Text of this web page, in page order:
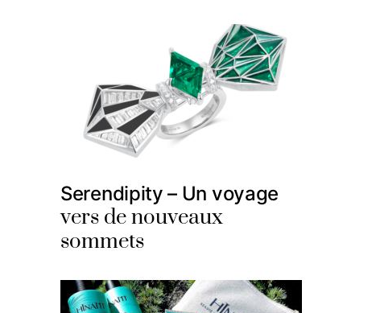
Serendipity – Un voyage
vers de nouveaux
sommets